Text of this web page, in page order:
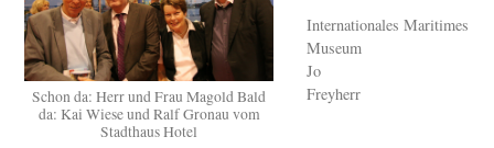
Schon da: Herr und Frau Magold Bald
da: Kai Wiese und Ralf Gronau vom
Stadthaus Hotel
Internationales Maritimes
Museum
Jo
Freyherr